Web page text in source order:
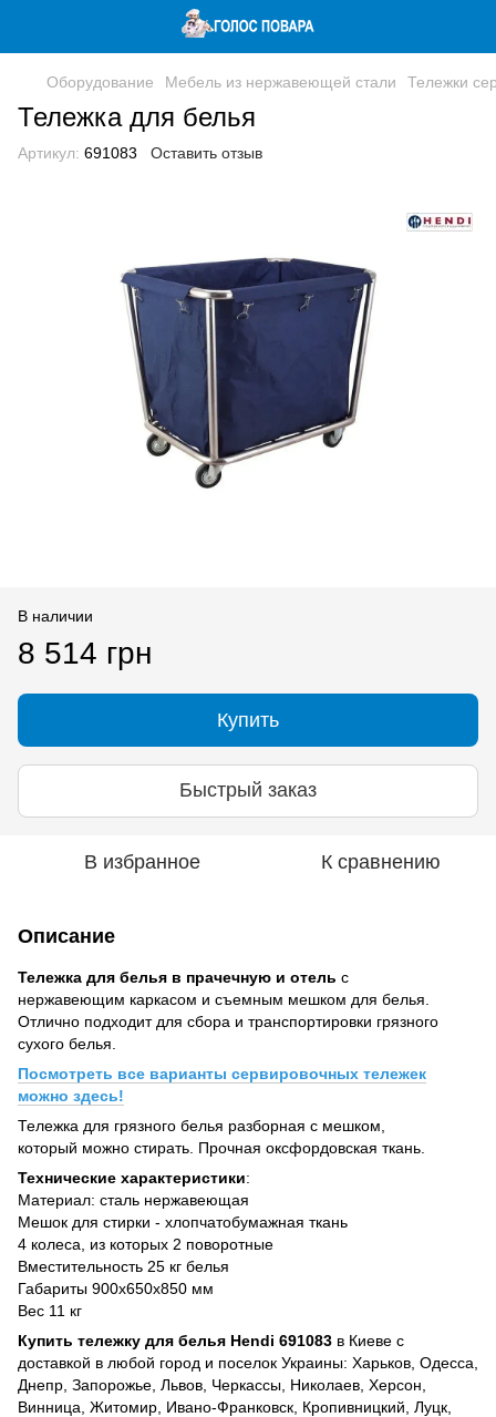
Оборудование Мебель из нержавеющей стали Тележки
Тележка для белья
Артикул: 691083 Оставить отзыв
В наличии
8 514 грн
Купить
Быстрый заказ
В избранное К сравнению
Описание
Тележка для белья в прачечную и отель с
нержавеющим каркасом и съемным мешком для белья.
Отлично подходит для сбора и транспортировки грязного
сухого белья.
Посмотреть все варианты сервировочных тележек
можно здесь!
Тележка для грязного белья разборная с мешком,
который можно стирать. Прочная оксфордовская ткань.
Технические характеристики:
Материал: сталь нержавеющая
Мешок для стирки - хлопчатобумажная ткань
4 колеса, из которых 2 поворотные
Вместительность 25 кг белья
Габариты 900х650х850 мм
Вес 11 кг
Купить тележку для белья Hendi 691083 в Киеве с
доставкой в любой город и поселок Украины: Харьков, Одесса,
Днепр, Запорожье, Львов, Черкассы, Николаев, Херсон,
Винница, Житомир, Ивано-Франковск, Кропивницкий, Луцк,